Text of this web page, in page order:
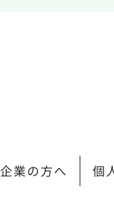
企業の方へ 個